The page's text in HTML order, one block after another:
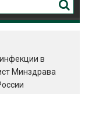
в
Минздрава